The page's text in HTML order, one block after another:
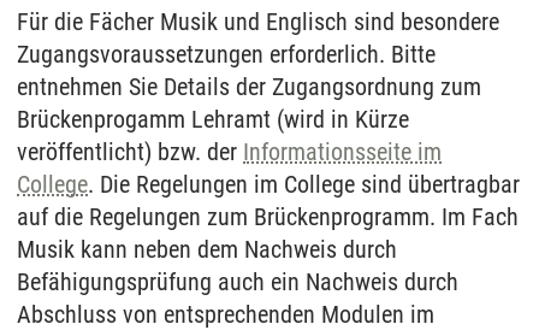
Für die Fächer Musik und Englisch sind besondere
Zugangsvoraussetzungen erforderlich. Bitte
entnehmen Sie Details der Zugangsordnung zum
Brückenprogamm Lehramt (wird in Kürze
veröffentlicht) bzw. der Informationsseite im
College. Die Regelungen im College sind übertragbar
auf die Regelungen zum Brückenprogramm. Im Fach
Musik kann neben dem Nachweis durch
Befähigungsprüfung auch ein Nachweis durch
Abschluss von entsprechenden Modulen im